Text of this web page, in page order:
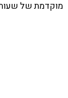
מוקדמת של